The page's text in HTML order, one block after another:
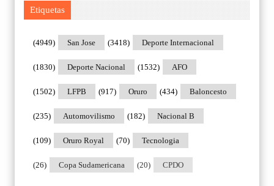
Etiquetas
San Jose
(4949) Deporte Internacional
(3418)
Deporte Nacional
(1830) AFO
(1532)
LFPB
(1502) Oruro
(917) Baloncesto
(434)
Automovilismo
(235) Nacional B
(182)
Oruro Royal
(109) Tecnologia
(70)
Copa Sudamericana
(26) CPDO
(20)